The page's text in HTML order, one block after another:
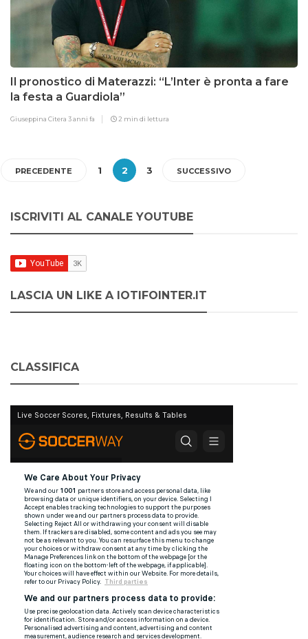
Il pronostico di Materazzi: “L’Inter è pronta a fare
la festa a Guardiola”
Giuseppina Citera 3 anni fa 2 min di lettura
PRECEDENTE 1 2 3 SUCCESSIVO
ISCRIVITI AL CANALE YOUTUBE
LASCIA UN LIKE A IOTIFOINTER.IT
CLASSIFICA